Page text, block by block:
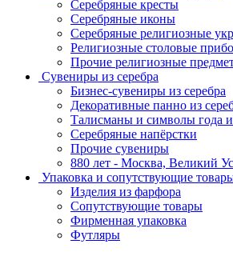
Серебряные кресты
Серебряные иконы
Серебряные религиозные
Религиозные столовые
Прочие религиозные
Сувениры из серебра
Бизнес-сувениры из серебра
Декоративные панно из
Талисманы и символы года
Серебряные напёрстки
Прочие сувениры
880 лет - Москва, Великий
Упаковка и сопутствующие
Изделия из фарфора
Сопутствующие товары
Фирменная упаковка
Футляры